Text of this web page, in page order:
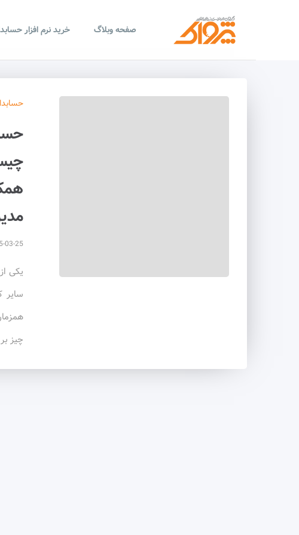
صفحه وبلاگ خرید نرم افزار
03-25
یکی
سایر
چیز